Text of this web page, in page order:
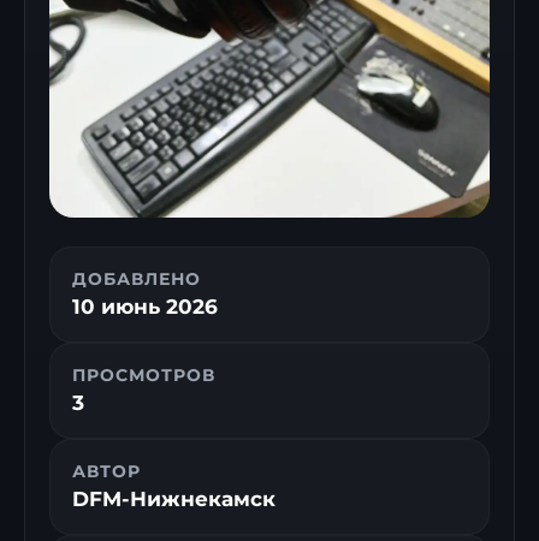
ДОБАВЛЕНО
10 июнь 2026
ПРОСМОТРОВ
3
АВТОР
DFM-Нижнекамск